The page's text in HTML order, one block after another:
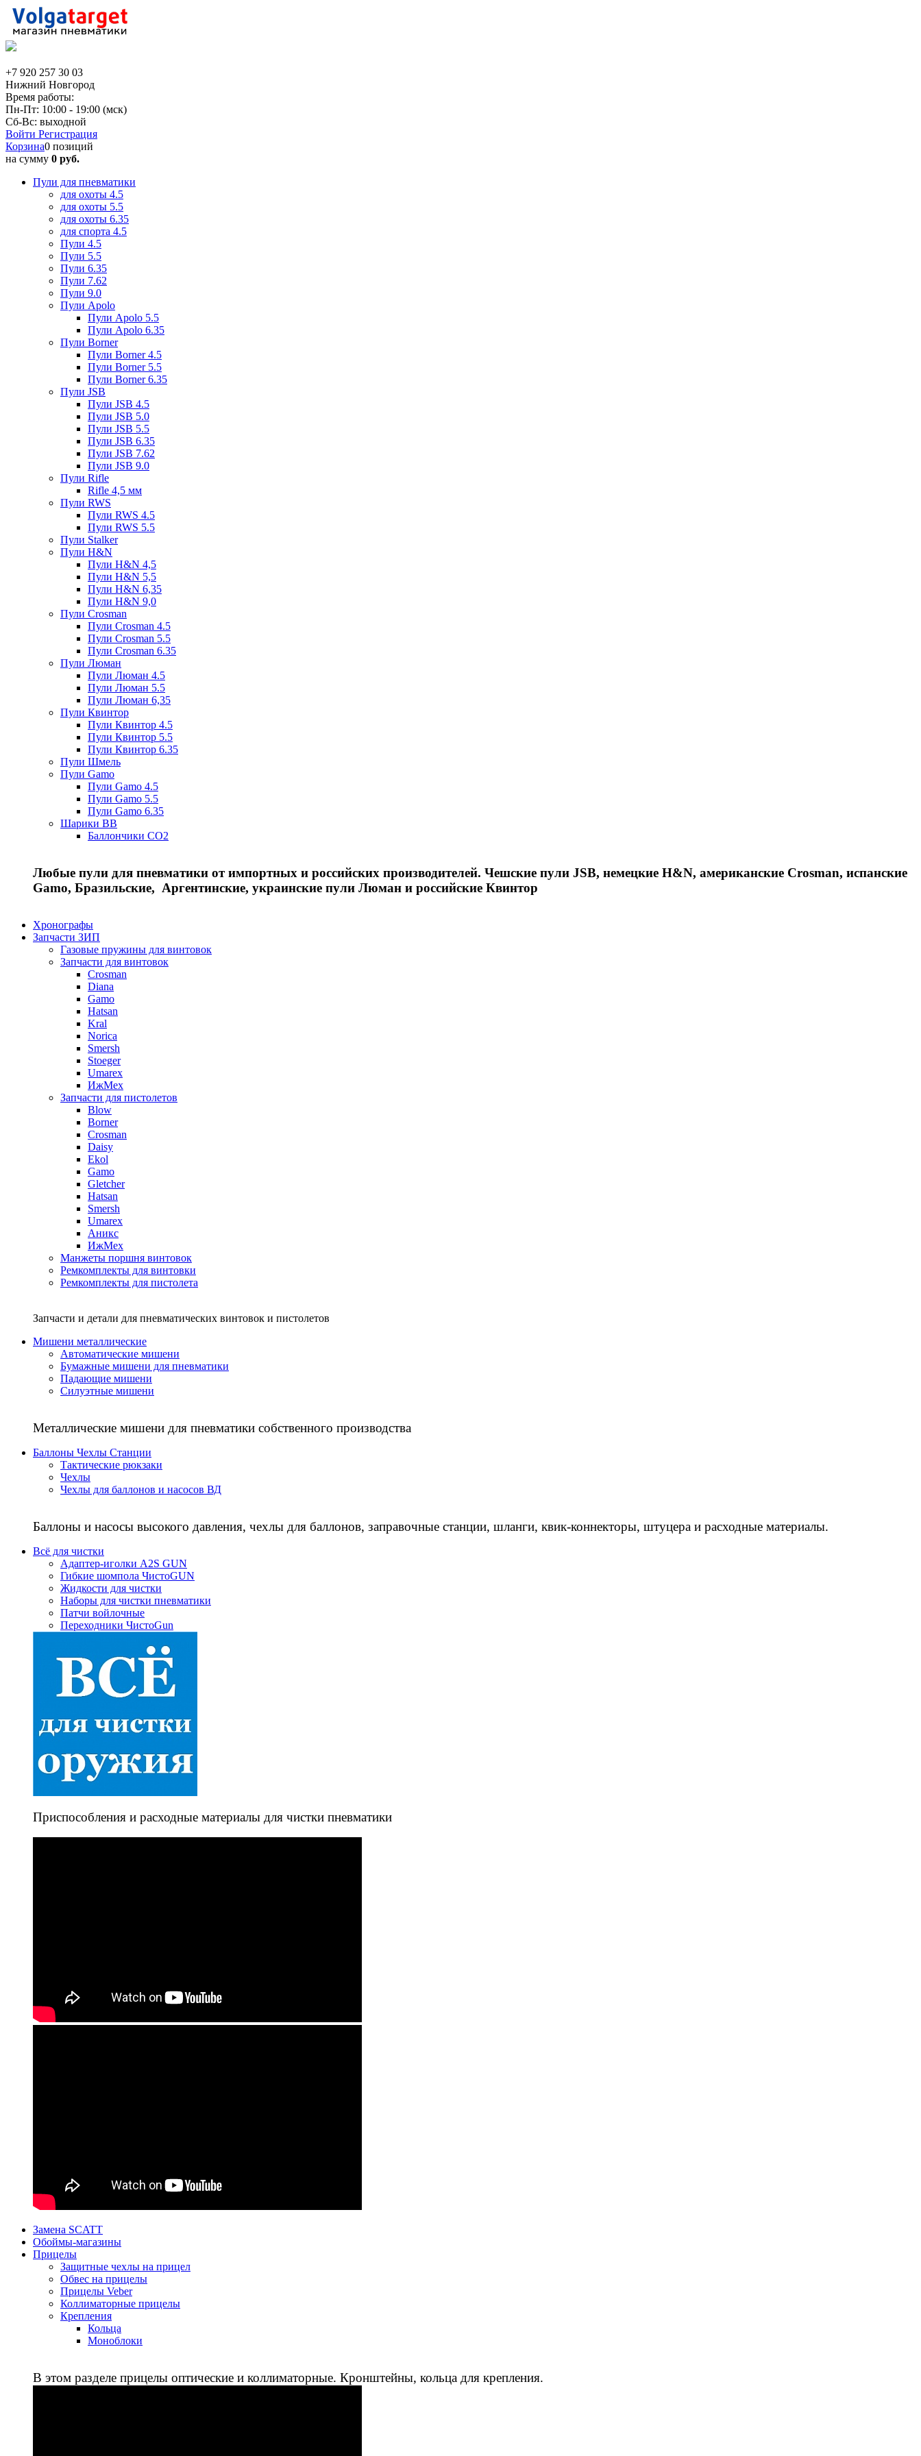
+7 920 257 30 03
Нижний Новгород
Время работы:
Пн-Пт: 10:00 - 19:00 (мск)
Сб-Вс: выходной
Войти Регистрация
Корзина0 позиций
на сумму 0 руб.
Пули для пневматики
для охоты 4.5
для охоты 5.5
для охоты 6.35
для спорта 4.5
Пули 4.5
Пули 5.5
Пули 6.35
Пули 7.62
Пули 9.0
Пули Apolo
Пули Apolo 5.5
Пули Apolo 6.35
Пули Borner
Пули Borner 4.5
Пули Borner 5.5
Пули Borner 6.35
Пули JSB
Пули JSB 4.5
Пули JSB 5.0
Пули JSB 5.5
Пули JSB 6.35
Пули JSB 7.62
Пули JSB 9.0
Пули Rifle
Rifle 4,5 мм
Пули RWS
Пули RWS 4.5
Пули RWS 5.5
Пули Stalker
Пули H&N
Пули H&N 4,5
Пули H&N 5,5
Пули H&N 6,35
Пули H&N 9,0
Пули Crosman
Пули Crosman 4.5
Пули Crosman 5.5
Пули Crosman 6.35
Пули Люман
Пули Люман 4.5
Пули Люман 5.5
Пули Люман 6,35
Пули Квинтор
Пули Квинтор 4.5
Пули Квинтор 5.5
Пули Квинтор 6.35
Пули Шмель
Пули Gamo
Пули Gamo 4.5
Пули Gamo 5.5
Пули Gamo 6.35
Шарики BB
Баллончики CO2
Любые пули для пневматики от импортных и российских производителей. Чешские пули JSB, немецкие H&N, американские Crosman, испанские
Gamo, Бразильские, Аргентинские, украинские пули Люман и российские Квинтор
Хронографы
Запчасти ЗИП
Газовые пружины для винтовок
Запчасти для винтовок
Crosman
Diana
Gamo
Hatsan
Kral
Norica
Smersh
Stoeger
Umarex
ИжМех
Запчасти для пистолетов
Blow
Borner
Crosman
Daisy
Ekol
Gamo
Gletcher
Hatsan
Smersh
Umarex
Аникс
ИжМех
Манжеты поршня винтовок
Ремкомплекты для винтовки
Ремкомплекты для пистолета
Запчасти и детали для пневматических винтовок и пистолетов
Мишени металлические
Автоматические мишени
Бумажные мишени для пневматики
Падающие мишени
Силуэтные мишени
Металлические мишени для пневматики собственного производства
Баллоны Чехлы Станции
Тактические рюкзаки
Чехлы
Чехлы для баллонов и насосов ВД
Баллоны и насосы высокого давления, чехлы для баллонов, заправочные станции, шланги, квик-коннекторы, штуцера и расходные материалы.
Всё для чистки
Адаптер-иголки A2S GUN
Гибкие шомпола ЧистоGUN
Жидкости для чистки
Наборы для чистки пневматики
Патчи войлочные
Переходники ЧистоGun
Приспособления и расходные материалы для чистки пневматики
Замена SCATT
Обоймы-магазины
Прицелы
Защитные чехлы на прицел
Обвес на прицелы
Прицелы Veber
Коллиматорные прицелы
Крепления
Кольца
Моноблоки
В этом разделе прицелы оптические и коллиматорные. Кронштейны, кольца для крепления.